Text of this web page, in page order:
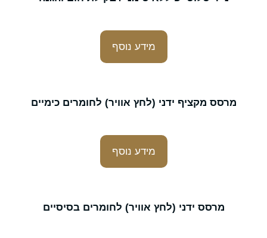
מידע נוסף
מרסס מקציף ידני (לחץ אוויר) לחומרים כימיים
מידע נוסף
מרסס ידני (לחץ אוויר) לחומרים בסיסיים